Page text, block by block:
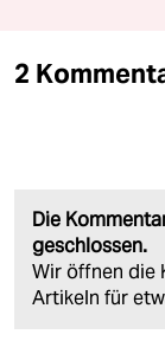
2
Die
geschlossen.
Wir öffnen die
Artikeln für